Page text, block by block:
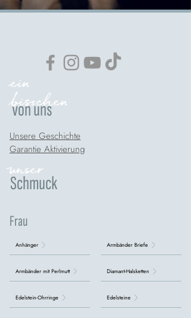
von uns
ein
bisschen
Unsere Geschichte
Garantie Aktivierung
unser
Schmuck
Frau
Anhänger
Armbänder mit Perlmutt
Edelstein-Ohrringe
Armbänder Briefe
Diamant-Halsketten
Edelsteine